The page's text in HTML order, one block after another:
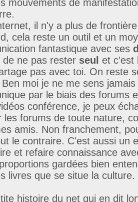
mouvements de
il n'y a plus de
cela reste un outil et un
fantastique avec ses
de ne pas rester seul et c'est
pas avec toi. On reste
moi je ne me sens
par le biais des forums
conférence, je peux
les forums de toute nature,
amis. Non franchement,
le contraire. C'est aussi un
et refaire connaissance
gardées bien
livres que se situe la culture.
histoire du net qui en dit